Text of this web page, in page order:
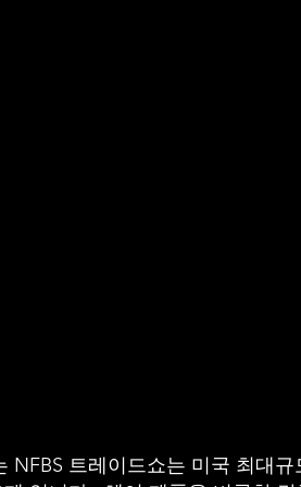
NFBS 트레이드쇼는 미국 최대